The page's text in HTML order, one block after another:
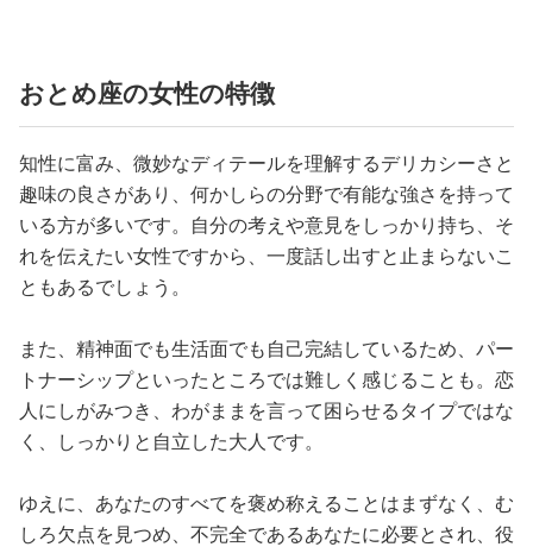
おとめ座の女性の特徴
知性に富み、微妙なディテールを理解するデリカシーさと
趣味の良さがあり、何かしらの分野で有能な強さを持って
いる方が多いです。自分の考えや意見をしっかり持ち、そ
れを伝えたい女性ですから、一度話し出すと止まらないこ
ともあるでしょう。
また、精神面でも生活面でも自己完結しているため、パー
トナーシップといったところでは難しく感じることも。恋
人にしがみつき、わがままを言って困らせるタイプではな
く、しっかりと自立した大人です。
ゆえに、あなたのすべてを褒め称えることはまずなく、む
しろ欠点を見つめ、不完全であるあなたに必要とされ、役